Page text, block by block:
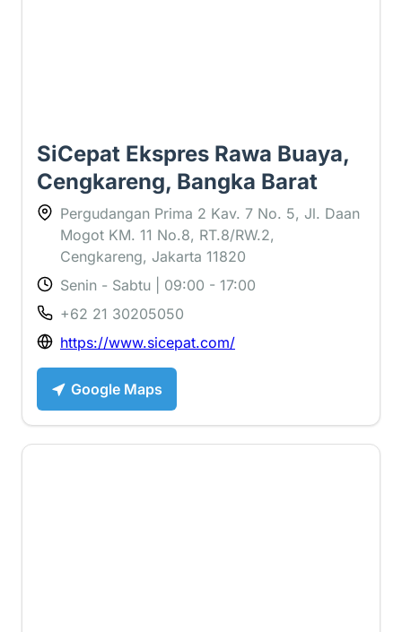
SiCepat Ekspres Rawa Buaya,
Cengkareng, Bangka Barat
Pergudangan Prima 2 Kav. 7 No. 5, Jl. Daan
Mogot KM. 11 No.8, RT.8/RW.2,
Cengkareng, Jakarta 11820
Senin - Sabtu | 09:00 - 17:00
+62 21 30205050
https://www.sicepat.com/
Google Maps